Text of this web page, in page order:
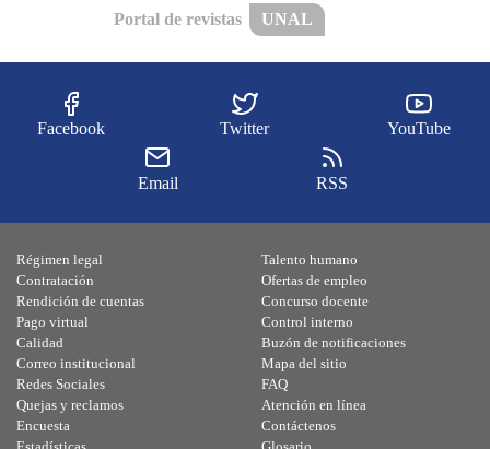
Portal de revistas UNAL
Facebook Twitter YouTube
Email RSS
Régimen legal
Contratación
Rendición de cuentas
Pago virtual
Calidad
Talento humano
Ofertas de empleo
Concurso docente
Control interno
Buzón de notificaciones
Correo institucional
Redes Sociales
Quejas y reclamos
Encuesta
Mapa del sitio
FAQ
Atención en línea
Contáctenos